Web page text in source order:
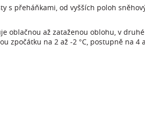
s přeháňkami, od vyšších poloh
oblačnou až zataženou oblohu, v
zpočátku na 2 až -2 °C, postupně na 4